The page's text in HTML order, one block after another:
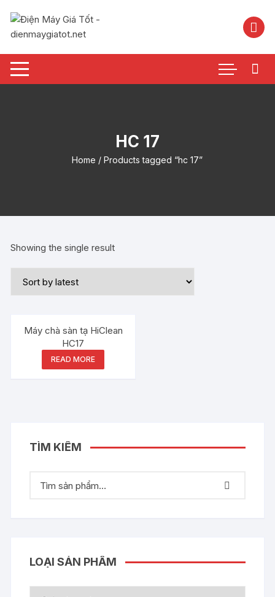
nội
HC 17
Home / Products tagged “hc 17”
Showing the single result
Máy chà sàn tạ HiClean
HC17
READ MORE
TÌM KIẾM
LOẠI SẢN PHẨM